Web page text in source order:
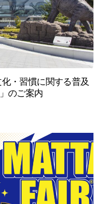
・習慣に関する普及
のご案内